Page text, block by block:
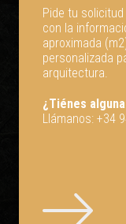
Proyecto
Fondo Europeo de
Pide tu
con la
aproximada
personalizada
arquitectura.
¿Tiénes
Llámanos: +34